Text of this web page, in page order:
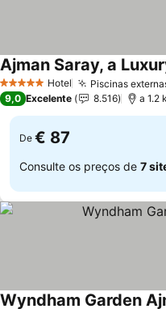
5 Estrelas Hotel Piscinas
9,0 Excelente 8.516 a 1.2
De € 87
Consulte os preços de 7
Wyndham Garden